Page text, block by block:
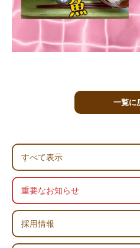
一覧に
すべて表示
重要なお知らせ
採用情報